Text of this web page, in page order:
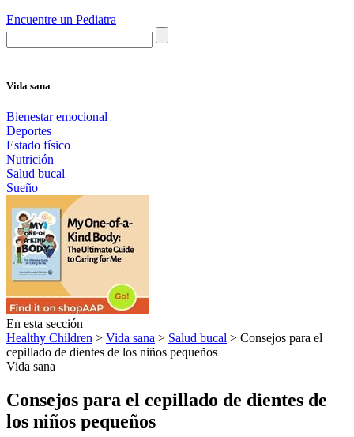
Encuentre un Pediatra
Vida sana
Bienestar emocional
Deportes
Estado físico
Nutrición
Salud bucal
Sueño
En esta sección
Healthy Children > Vida sana > Salud bucal > Consejos para el
cepillado de dientes de los niños pequeños
Vida sana
Consejos para el cepillado de dientes de
los niños pequeños